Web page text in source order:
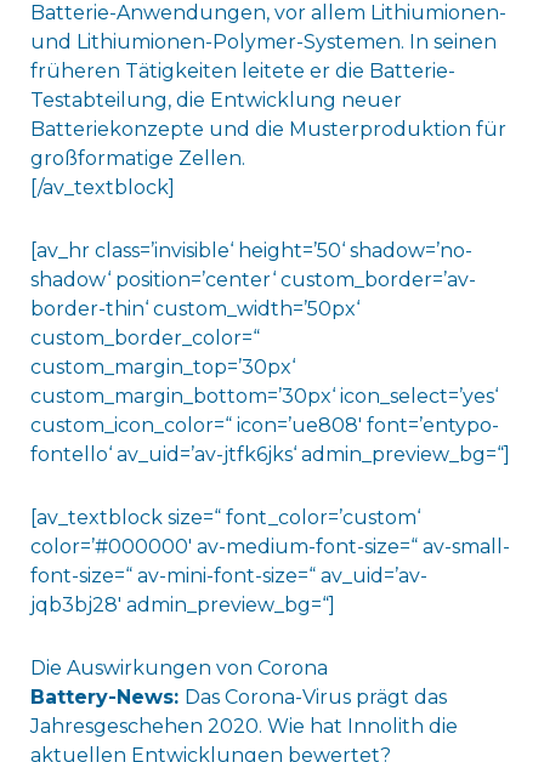
Batterie-Anwendungen, vor allem Lithiumionen-
und Lithiumionen-Polymer-Systemen. In seinen
früheren Tätigkeiten leitete er die Batterie-
Testabteilung, die Entwicklung neuer
Batteriekonzepte und die Musterproduktion für
großformatige Zellen.
[/av_textblock]
[av_hr class=’invisible‘ height=’50‘ shadow=’no-
shadow‘ position=’center‘ custom_border=’av-
border-thin‘ custom_width=’50px‘
custom_border_color=“
custom_margin_top=’30px‘
custom_margin_bottom=’30px‘ icon_select=’yes‘
custom_icon_color=“ icon=’ue808′ font=’entypo-
fontello‘ av_uid=’av-jtfk6jks‘ admin_preview_bg=“]
[av_textblock size=“ font_color=’custom‘
color=’#000000′ av-medium-font-size=“ av-small-
font-size=“ av-mini-font-size=“ av_uid=’av-
jqb3bj28′ admin_preview_bg=“]
Die Auswirkungen von Corona
Battery-News: Das Corona-Virus prägt das
Jahresgeschehen 2020. Wie hat Innolith die
aktuellen Entwicklungen bewertet?